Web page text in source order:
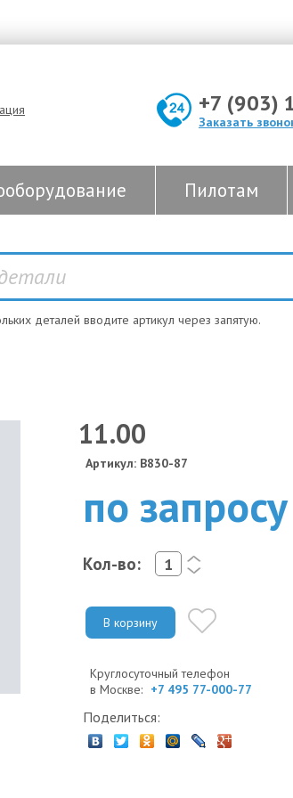
+7 (903)
Заказать
Пилотам
деталей вводите артикул через запятую.
11.00
Артикул: B830-87
по запросу
Кол-во:
<
>
В корзину
Круглосуточный телефон
в Москве: +7 495 77-000-77
Поделиться: